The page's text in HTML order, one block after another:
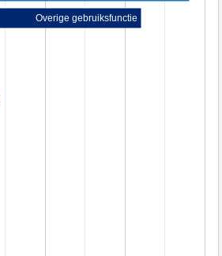
Overige gebruiksfunctie